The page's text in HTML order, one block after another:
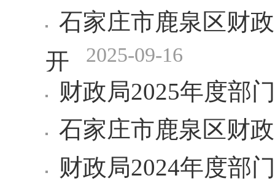
石家庄市鹿泉区财
开 2025-09-16
财政局2025年度部
石家庄市鹿泉区财
财政局2024年度部